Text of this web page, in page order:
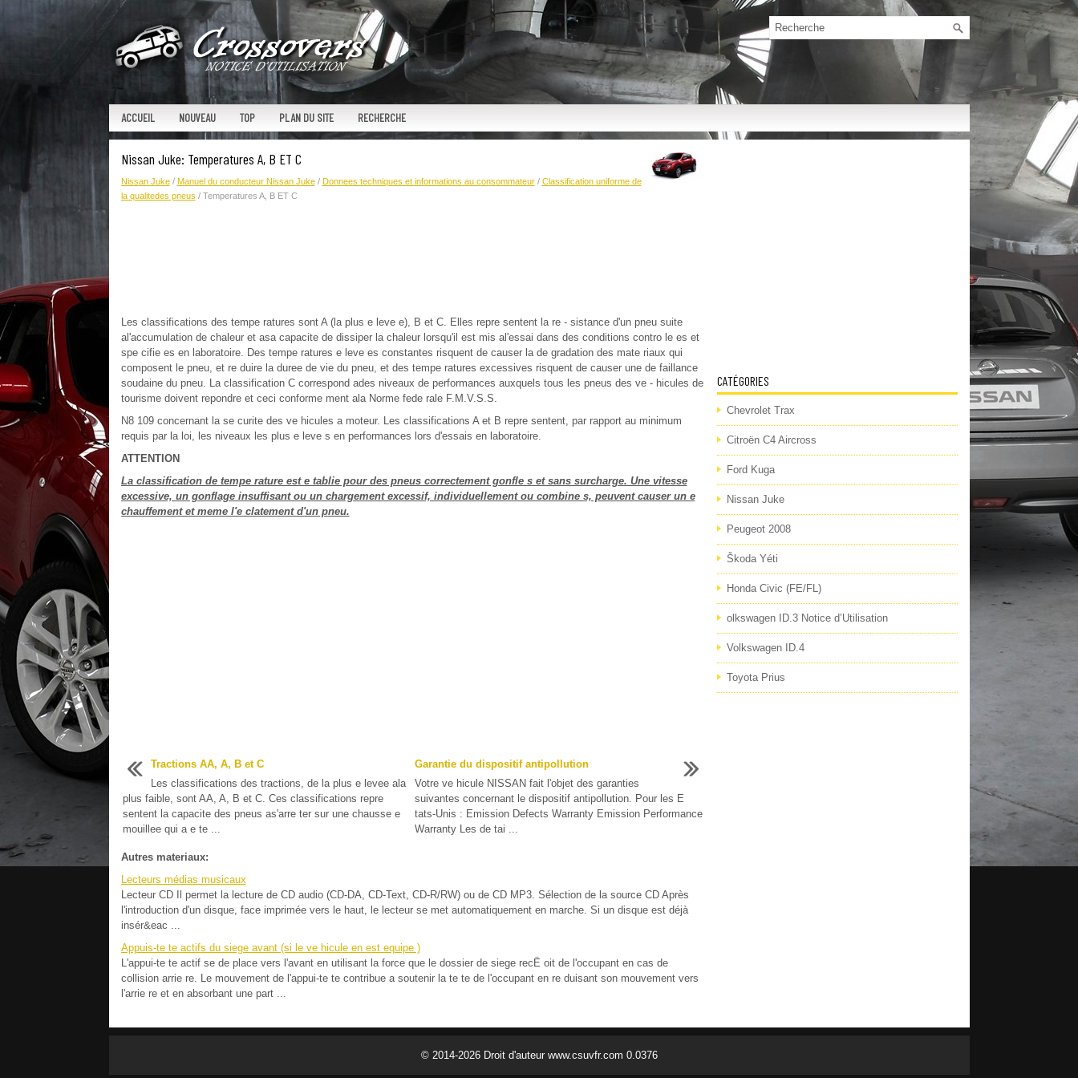
ACCUEIL NOUVEAU TOP PLAN DU SITE RECHERCHE
Nissan Juke: Temperatures A, B ET C
Nissan Juke/ Manuel du conducteur Nissan Juke/ Donnees techniques et informations au consommateur/ Classification uniforme de
la qualitedes pneus / Temperatures A, B ET C
Les classifications des tempe ratures sont A (la plus e leve e), B et C. Elles repre sentent la re - sistance d'un pneu suite
al'accumulation de chaleur et asa capacite de dissiper la chaleur lorsqu'il est mis al'essai dans des conditions contro le es et
spe cifie es en laboratoire. Des tempe ratures e leve es constantes risquent de causer la de gradation des mate riaux qui
composent le pneu, et re duire la duree de vie du pneu, et des tempe ratures excessives risquent de causer une de faillance
soudaine du pneu. La classification C correspond ades niveaux de performances auxquels tous les pneus des ve - hicules de
tourisme doivent repondre et ceci conforme ment ala Norme fede rale F.M.V.S.S.
N8 109 concernant la se curite des ve hicules a moteur. Les classifications A et B repre sentent, par rapport au minimum
requis par la loi, les niveaux les plus e leve s en performances lors d'essais en laboratoire.
ATTENTION
La classification de tempe rature est e tablie pour des pneus correctement gonfle s et sans surcharge. Une vitesse
excessive, un gonflage insuffisant ou un chargement excessif, individuellement ou combine s, peuvent causer un e
chauffement et meme l'e clatement d'un pneu.
Tractions AA, A, B et C
Les classifications des tractions, de la plus e levee ala
plus faible, sont AA, A, B et C. Ces classifications repre
sentent la capacite des pneus as'arre ter sur une chausse e
mouillee qui a e te ...
Garantie du dispositif antipollution
Votre ve hicule NISSAN fait l'objet des garanties
suivantes concernant le dispositif antipollution. Pour les E
tats-Unis : Emission Defects Warranty Emission Performance
Warranty Les de tai ...
Autres materiaux:
Lecteurs médias musicaux
Lecteur CD Il permet la lecture de CD audio (CD-DA, CD-Text, CD-R/RW) ou de CD MP3. Sélection de la source CD Après
l'introduction d'un disque, face imprimée vers le haut, le lecteur se met automatiquement en marche. Si un disque est déjà
insér&eac ...
Appuis-te te actifs du siege avant (si le ve hicule en est equipe )
L'appui-te te actif se de place vers l'avant en utilisant la force que le dossier de siege recË oit de l'occupant en cas de
collision arrie re. Le mouvement de l'appui-te te contribue a soutenir la te te de l'occupant en re duisant son mouvement vers
l'arrie re et en absorbant une part ...
CATÉGORIES
Chevrolet Trax
Citroën C4 Aircross
Ford Kuga
Nissan Juke
Peugeot 2008
Škoda Yéti
Honda Civic (FE/FL)
olkswagen ID.3 Notice d’Utilisation
Volkswagen ID.4
Toyota Prius
© 2014-2026 Droit d'auteur www.csuvfr.com 0.0376